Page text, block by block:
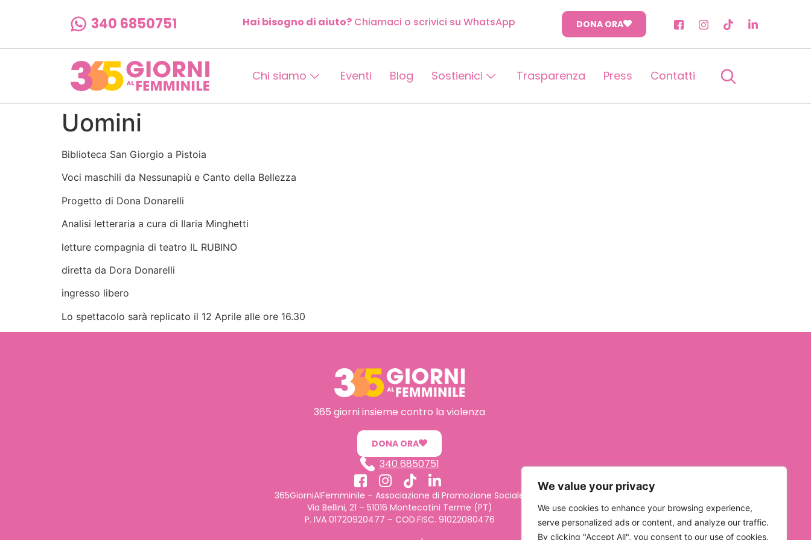
We value your privacy
We use cookies to enhance your browsing experience,
serve personalized ads or content, and analyze our traffic.
By clicking "Accept All", you consent to our use of cookies.
340 6850751 Hai bisogno di aiuto? Chiamaci o scrivici su WhatsApp DONA ORA
Chi siamo Eventi Blog Sostienici Trasparenza Press Contatti
Uomini
Biblioteca San Giorgio a Pistoia
Voci maschili da Nessunapiù e Canto della Bellezza
Progetto di Dona Donarelli
Analisi letteraria a cura di Ilaria Minghetti
letture compagnia di teatro IL RUBINO
diretta da Dora Donarelli
ingresso libero
Lo spettacolo sarà replicato il 12 Aprile alle ore 16.30
365 giorni insieme contro la violenza
DONA ORA
340 6850751
365GiorniAlFemminile – Associazione di Promozione Sociale
Via Bellini, 21 – 51016 Montecatini Terme (PT)
P. IVA 01720920477 – COD.FISC. 91022080476